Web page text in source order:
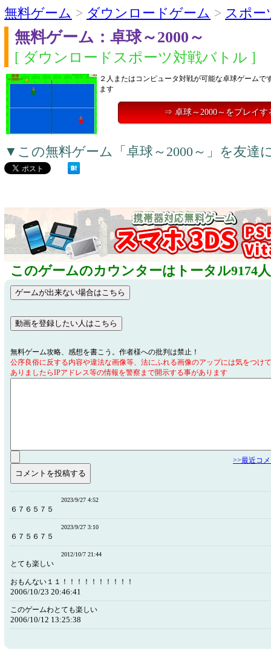
無料ゲーム > ダウンロードゲーム > スポー
無料ゲーム：卓球～2000～
[ ダウンロードスポーツ対戦バトル ]
２人またはコンピュータ対戦が可能な卓球ゲームで
ます
⇒ 卓球～2000～をプレイす
▼この無料ゲーム「卓球～2000～」を友達
このゲームのカウンターはトータル9174
無料ゲーム攻略、感想を書こう。作者様への批判は禁止！
公序良俗に反する内容や違法な画像等、法にふれる画像のアップには気をつけ
ありましたらIPアドレス等の情報を警察まで開示する事があります
>>最近コ
2023/9/27 4:52
６７６５７５
2023/9/27 3:10
６７５６７５
2012/10/7 21:44
とても楽しい
おもんない１１！！！！！！！！！！
2006/10/23 20:46:41
このゲームわとても楽しい
2006/10/12 13:25:38